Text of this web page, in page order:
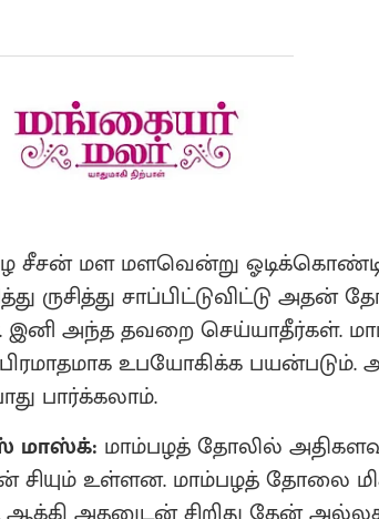
சீசன் மள மளவென்று
ருசித்து சாப்பிட்டுவிட்டு அதன்
இனி அந்த தவறை செய்யாதீர்கள்.
உபயோகிக்க
பார்க்கலாம்.
மாஸ்க்: மாம்பழத் தோலில்
உள்ளன. மாம்பழத் தோலை